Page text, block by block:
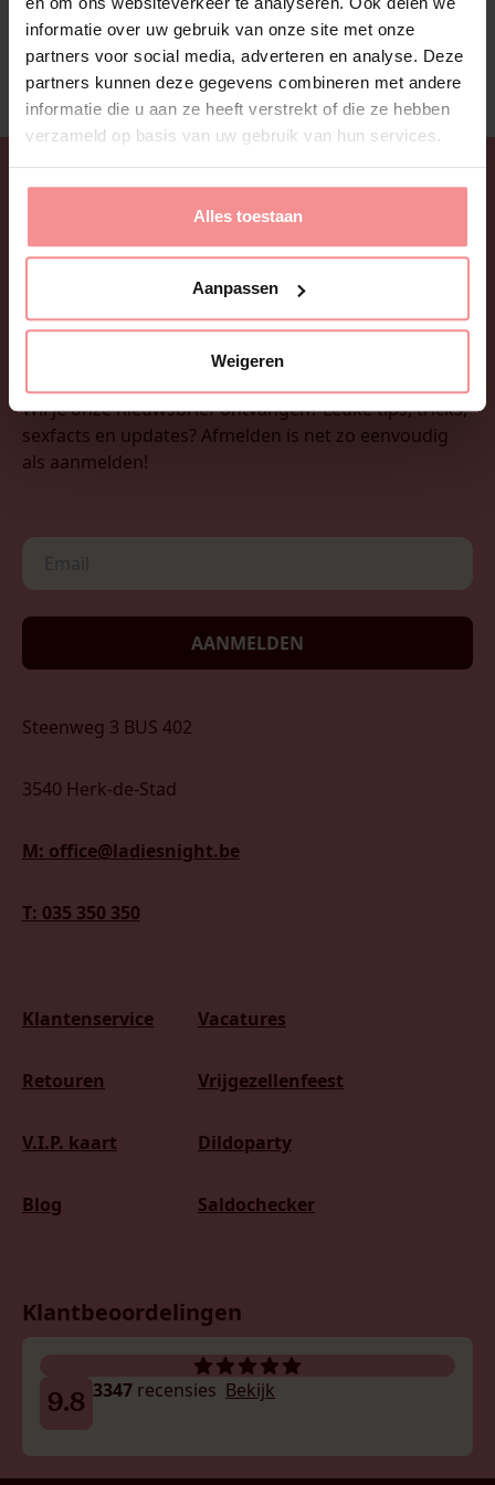
informatie over uw gebruik van onze site met onze
partners voor social media, adverteren en analyse. Deze
partners kunnen deze gegevens combineren met andere
informatie die u aan ze heeft verstrekt of die ze hebben
verzameld op basis van uw gebruik van hun services.
Alles toestaan
Aanpassen
Weigeren
NAAR WEBSHOP
Wil je onze nieuwsbrief ontvangen? Leuke tips, tricks,
sexfacts en updates? Afmelden is net zo eenvoudig
als aanmelden!
AANMELDEN
Steenweg 3 BUS 402
3540 Herk-de-Stad
M: office@ladiesnight.be
T: 035 350 350
Klantenservice
Retouren
V.I.P. kaart
Blog
Vacatures
Vrijgezellenfeest
Dildoparty
Saldochecker
Klantbeoordelingen
9.8 3347 recensies Bekijk